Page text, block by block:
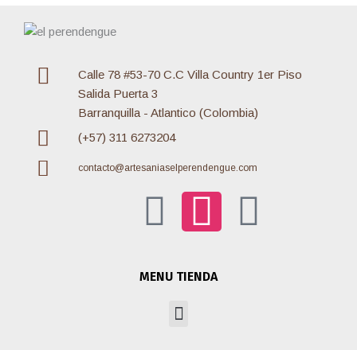
Calle 78 #53-70 C.C Villa Country 1er Piso
Salida Puerta 3
Barranquilla - Atlantico (Colombia)
(+57) 311 6273204
contacto@artesaniaselperendengue.com
F
a
I
n
W
MENU TIENDA
Menu